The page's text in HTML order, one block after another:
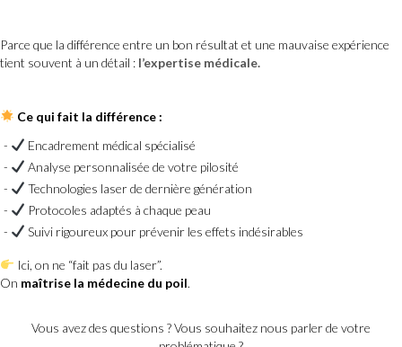
Parce que la différence entre un bon résultat et une mauvaise expérience
tient souvent à un détail : l’expertise médicale.
Ce qui fait la différence :
Encadrement médical spécialisé
Analyse personnalisée de votre pilosité
Technologies laser de dernière génération
Protocoles adaptés à chaque peau
Suivi rigoureux pour prévenir les effets indésirables
Ici, on ne “fait pas du laser”.
On maîtrise la médecine du poil.
Vous avez des questions ? Vous souhaitez nous parler de votre